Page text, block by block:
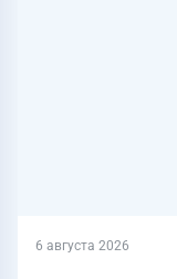
6 августа 2026